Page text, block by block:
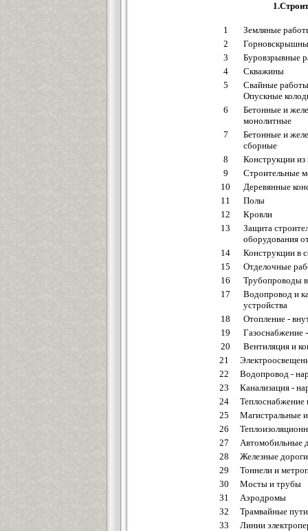
1
Земляные
2
3
Буровзрывные
4
Скважины
5
Свайные
Опускные
6
Бетонные и
монолитные
7
Бетонные и
сборные
8
Конструкции из
9
Строительные
10
Деревянные
11
Полы
12
Кровли
13
Защита
оборудования
14
Конструкции в
15
Отделочные
16
Трубопроводы
17
Водопровод и
устройства
18
Отопление -
19
Газоснабжение
20
Вентиляция и
21
22
Водопровод -
23
Канализация -
24
Теплоснабжение
25
Магистральные
26
27
Автомобильные
28
Железные дороги
29
Тоннели и
30
Мосты и трубы
31
Аэродромы
32
Трамвайные пути
33
Линии